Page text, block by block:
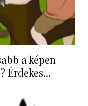
a képen
Érdekes...